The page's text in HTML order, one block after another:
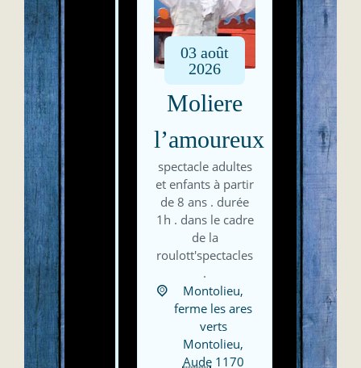
03 août
2026
Moliere
l’amoureux
spectacle adultes
et enfants à partir
de 8 ans . durée
1h . dans le cadre
de la
roulott'spectacles
.
Montolieu,
ferme les ares
verts
Montolieu,
Aude 1170